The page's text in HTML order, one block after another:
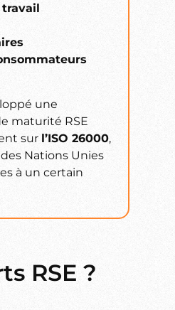
une
maturité RSE
sur l’ISO 26000,
des Nations Unies
à un certain
RSE ?